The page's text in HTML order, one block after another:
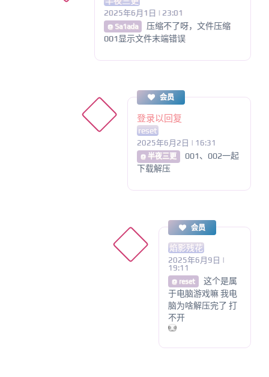
2025年6月1日 | 23:01
@ Sa1ada
压缩不了呀，文件压缩
001显示文件末端错误
会员
登录以回复
reset
2025年6月2日 | 16:31
@ 半夜三更
001、002一起
下载解压
会员
焰影残花
2025年6月9日 |
19:11
@ reset
这个是属
于电脑游戏嘛 我电
脑为啥解压完了 打
不开